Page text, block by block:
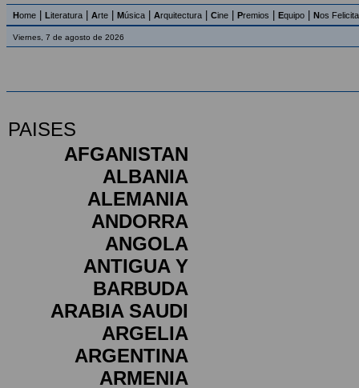
Home Literatura Arte Música Arquitectura Cine Premios Equipo Nos
Viernes, 7 de agosto de 2026
PAISES
AFGANISTAN
ALBANIA
ALEMANIA
ANDORRA
ANGOLA
ANTIGUA Y
BARBUDA
ARABIA SAUDI
ARGELIA
ARGENTINA
ARMENIA